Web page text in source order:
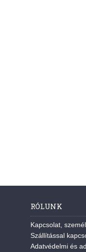
RÓLUNK
Kapcsolat,
Szállítással
Adatvédelmi és